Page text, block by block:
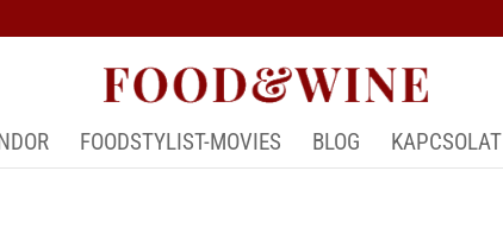
FOODSTYLIST-MOVIES BLOG KAPCSOLAT